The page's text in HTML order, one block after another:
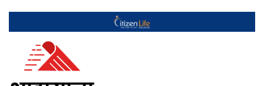
राजनीति